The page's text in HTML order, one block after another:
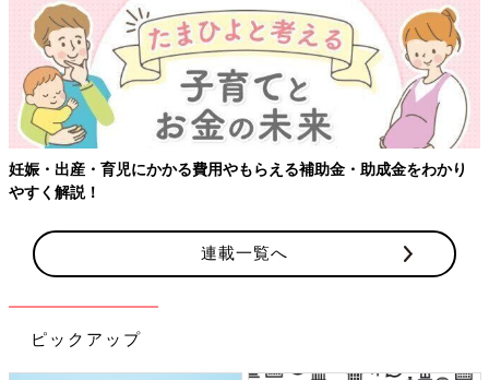
妊娠・出産・育児にかかる費用やもらえる補助金・助成金をわかり
やすく解説！
連載一覧へ
ピックアップ